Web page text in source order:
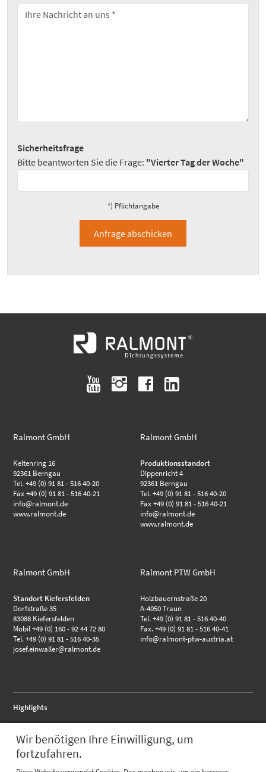
Sicherheitsfrage
Bitte beantworten Sie die Frage: "Vierter Tag der Woche"
*) Pflichtangabe
Anfrage abschicken
youtube instagram facebook linkedin
Ralmont GmbH
Keltenring 16
92361 Berngau
Tel. +49 (0) 91 81 - 516 40-20
Fax +49 (0) 91 81 - 516 40-21
info@ralmont.de
www.ralmont.de
Ralmont GmbH
Produktionsstandort
Dippenricht 4
92361 Berngau
Tel. +49 (0) 91 81 - 516 40-20
Fax +49 (0) 91 81 - 516 40-21
info@ralmont.de
www.ralmont.de
Ralmont GmbH
Standort Kiefersfelden
Dorfstraße 35
83088 Kiefersfelden
Mobil +49 (0) 160 - 92 44 72 80
Tel. +49 (0) 91 81 - 516 40-35
josef.einwaller@ralmont.de
Ralmont PTW GmbH
Holzbauernstraße 20
A-4050 Traun
Tel. +49 (0) 91 81 - 516 40-40
Fax. +49 (0) 91 81 - 516 40-41
info@ralmont-ptw-austria.at
Highlights
RALMO - FBA complete
RALMO - UBS Unterbausystem
Wir benötigen Ihre Einwilligung, um
fortzufahren.